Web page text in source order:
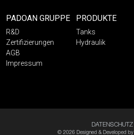
PADOAN GRUPPE
R&D
Zertifizierungen
AGB
Impressum
PRODUKTE
Tanks
Hydraulik
DATENSCHUTZ
© 2026 Designed & Developed by